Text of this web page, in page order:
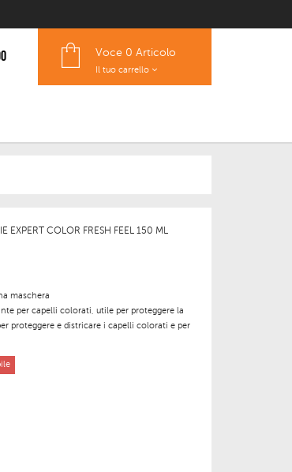
Voce 0 Articolo
Il tuo carrello
EXPERT COLOR FRESH FEEL 150 ML
maschera
per capelli colorati, utile per proteggere la
proteggere e districare i capelli colorati e per